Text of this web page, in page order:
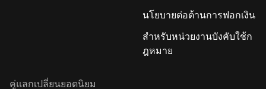
นโยบายต่อต้านการฟอกเงิน
สำหรับหน่วยงานบังคับใช้ก
ฎหมาย
คู่แลกเปลี่ยนยอดนิยม